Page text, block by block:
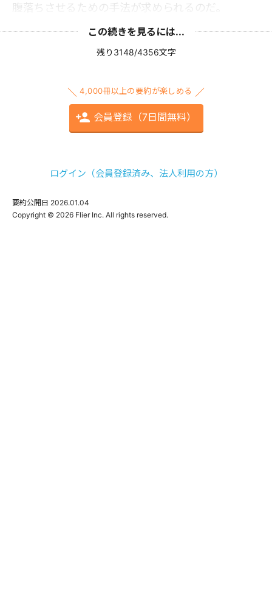
腹落ちさせるための手法が求められるのだ。
この続きを見るには...
残り3148/4356文字
4,000冊以上の要約が楽しめる
会員登録（7日間無料）
ログイン（会員登録済み、法人利用の方）
要約公開日 2026.01.04